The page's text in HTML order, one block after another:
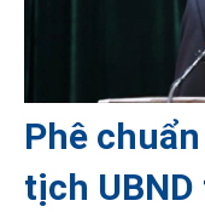
Phê
tịch